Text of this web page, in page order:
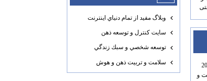
بازی ماشین اسپرت 3 مود شده با 20
و
وبلاگ مفيد از تمام دنياي اينترنت
سايت كنترل و توسعه ذهن
توسعه شخصي و سبك زندگي
سلامت و تربيت ذهن و هوش